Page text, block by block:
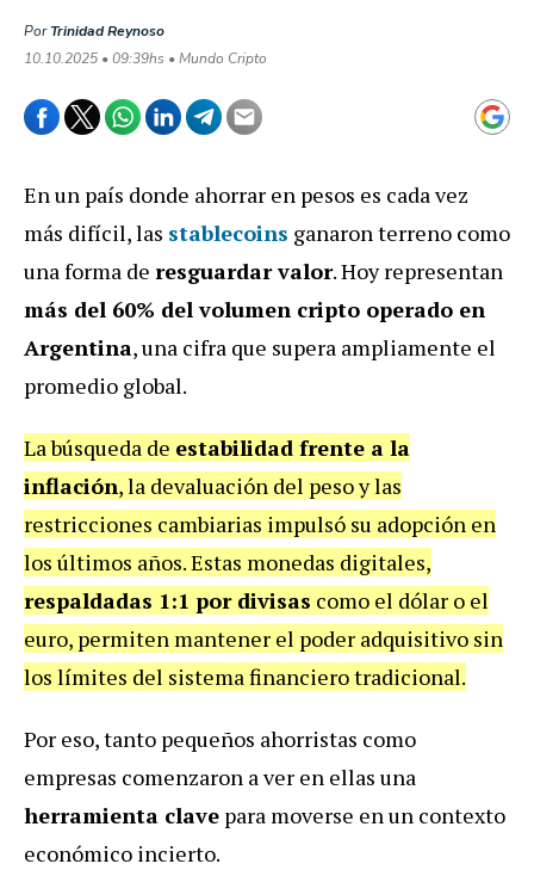
PorTrinidad Reynoso
10.10.2025 • 09:39hs • Mundo Cripto
En un país donde ahorrar en pesos es cada vez
más difícil, las stablecoins ganaron terreno como
una forma de resguardar valor. Hoy representan
más del 60% del volumen cripto operado en
Argentina, una cifra que supera ampliamente el
promedio global.
La búsqueda de estabilidad frente a la
inflación, la devaluación del peso y las
restricciones cambiarias impulsó su adopción en
los últimos años. Estas monedas digitales,
respaldadas 1:1 por divisas como el dólar o el
euro, permiten mantener el poder adquisitivo sin
los límites del sistema financiero tradicional.
Por eso, tanto pequeños ahorristas como
empresas comenzaron a ver en ellas una
herramienta clave para moverse en un contexto
económico incierto.